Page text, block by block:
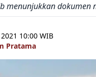
menunjukkan dokumen
10:00 WIB
Pratama